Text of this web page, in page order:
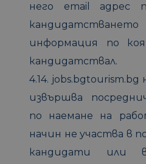
него email адрес
информация по
кандидатствал.
4.14.
извършва
по наемане на
начин не участва в
кандидати или